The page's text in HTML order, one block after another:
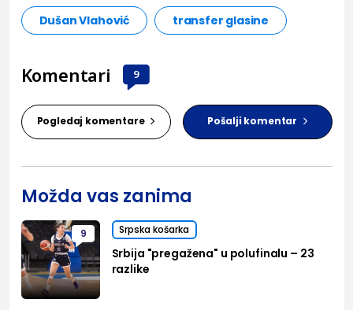
Dušan Vlahović transfer glasine
Komentari 9
Pogledaj komentare Pošalji komentar
Možda vas zanima
9 Srpska košarka
Srbija "pregažena" u polufinalu – 23
razlike